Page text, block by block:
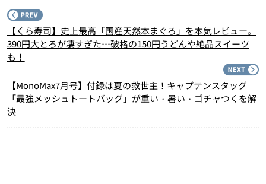
【くら寿司】史上最高「国産天然本まぐろ」を本気レビュー。
390円大とろが凄すぎた…破格の150円うどんや絶品スイーツ
も！
【MonoMax7月号】付録は夏の救世主！キャプテンスタッグ
「最強メッシュトートバッグ」が重い・暑い・ゴチャつくを解
決